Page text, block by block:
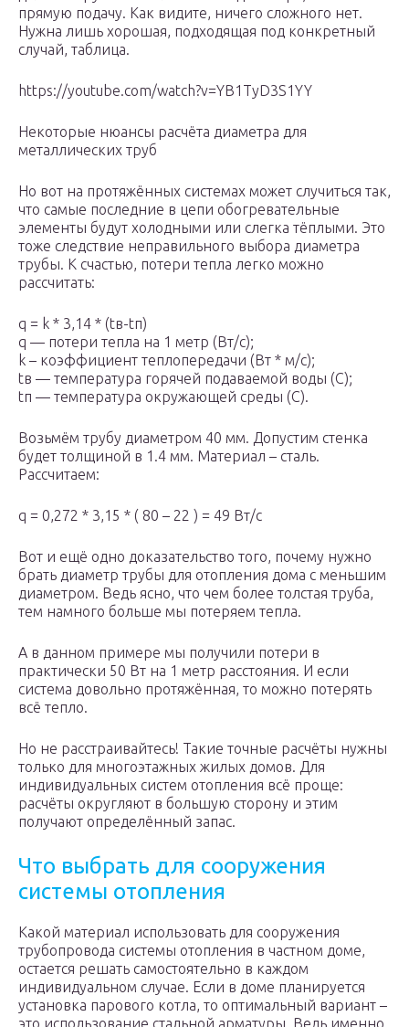
прямую подачу. Как видите, ничего сложного нет.
Нужна лишь хорошая, подходящая под конкретный
случай, таблица.
https://youtube.com/watch?v=YB1TyD3S1YY
Некоторые нюансы расчёта диаметра для
металлических труб
Но вот на протяжённых системах может случиться так,
что самые последние в цепи обогревательные
элементы будут холодными или слегка тёплыми. Это
тоже следствие неправильного выбора диаметра
трубы. К счастью, потери тепла легко можно
рассчитать:
q = k * 3,14 * (tв-tп)
q — потери тепла на 1 метр (Вт/с);
k – коэффициент теплопередачи (Вт * м/с);
tв — температура горячей подаваемой воды (С);
tп — температура окружающей среды (С).
Возьмём трубу диаметром 40 мм. Допустим стенка
будет толщиной в 1.4 мм. Материал – сталь.
Рассчитаем:
q = 0,272 * 3,15 * ( 80 – 22 ) = 49 Вт/с
Вот и ещё одно доказательство того, почему нужно
брать диаметр трубы для отопления дома с меньшим
диаметром. Ведь ясно, что чем более толстая труба,
тем намного больше мы потеряем тепла.
А в данном примере мы получили потери в
практически 50 Вт на 1 метр расстояния. И если
система довольно протяжённая, то можно потерять
всё тепло.
Но не расстраивайтесь! Такие точные расчёты нужны
только для многоэтажных жилых домов. Для
индивидуальных систем отопления всё проще:
расчёты округляют в большую сторону и этим
получают определённый запас.
Что выбрать для сооружения
системы отопления
Какой материал использовать для сооружения
трубопровода системы отопления в частном доме,
остается решать самостоятельно в каждом
индивидуальном случае. Если в доме планируется
установка парового котла, то оптимальный вариант –
это использование стальной арматуры. Ведь именно